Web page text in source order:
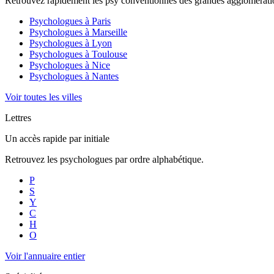
Psychologues à Paris
Psychologues à Marseille
Psychologues à Lyon
Psychologues à Toulouse
Psychologues à Nice
Psychologues à Nantes
Voir toutes les villes
Lettres
Un accès rapide par initiale
Retrouvez les psychologues par ordre alphabétique.
P
S
Y
C
H
O
Voir l'annuaire entier